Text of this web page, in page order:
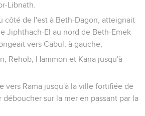
Libnath.
côté de l'est à Beth-Dagon, atteignait
Jiphthach-El au nord de Beth-Emek
vers Cabul, à gauche,
Rehob, Hammon et Kana jusqu'à
vers Rama jusqu'à la ville fortifiée de
déboucher sur la mer en passant par la